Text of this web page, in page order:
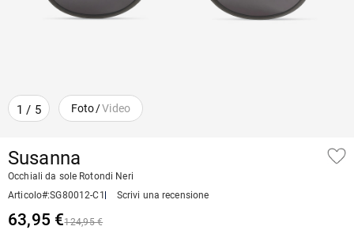
1 / 5 Foto/Video
Susanna
Occhiali da sole Rotondi Neri
Articolo#:SG80012-C1 Scrivi una recensione
63,95 €124,95 €